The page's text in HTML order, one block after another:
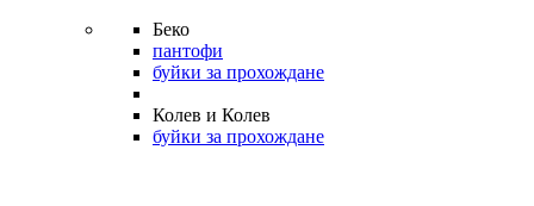
Беко
пантофи
буйки за прохождане
Колев и Колев
буйки за прохождане